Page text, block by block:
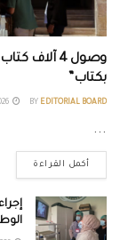
وصول 4
بكتاب”
BY EDITORIAL BOARD
...
أكمل القراءة